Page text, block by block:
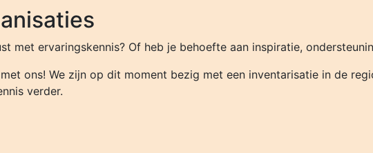
met ervaringskennis? Of heb je behoefte aan inspiratie,
ons! We zijn op dit moment bezig met een inventarisatie in de
verder.